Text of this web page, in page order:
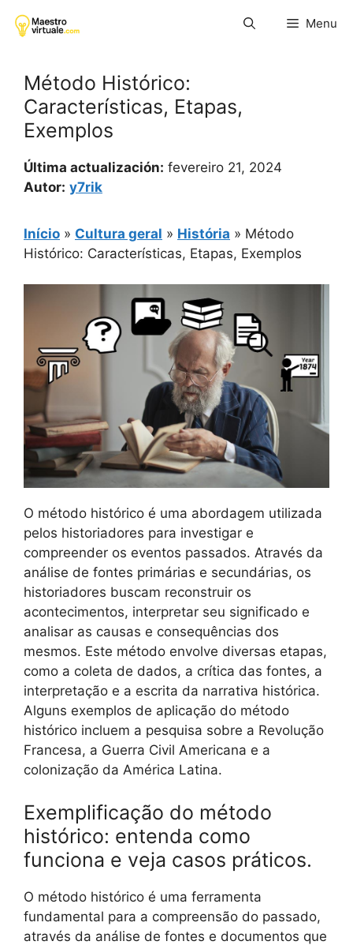
para
Menu
Método Histórico:
Características, Etapas,
Exemplos
Última actualización: fevereiro 21, 2024
Autor: y7rik
Início » Cultura geral » História » Método
Histórico: Características, Etapas, Exemplos
O método histórico é uma abordagem utilizada
pelos historiadores para investigar e
compreender os eventos passados. Através da
análise de fontes primárias e secundárias, os
historiadores buscam reconstruir os
acontecimentos, interpretar seu significado e
analisar as causas e consequências dos
mesmos. Este método envolve diversas etapas,
como a coleta de dados, a crítica das fontes, a
interpretação e a escrita da narrativa histórica.
Alguns exemplos de aplicação do método
histórico incluem a pesquisa sobre a Revolução
Francesa, a Guerra Civil Americana e a
colonização da América Latina.
Exemplificação do método
histórico: entenda como
funciona e veja casos práticos.
O método histórico é uma ferramenta
fundamental para a compreensão do passado,
através da análise de fontes e documentos que